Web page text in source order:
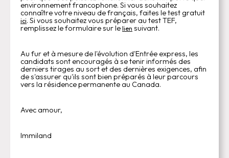
environnement francophone. Si vous souhaitez
connaître votre niveau de français, faites le test gratuit
ici. Si vous souhaitez vous préparer au test TEF,
remplissez le formulaire sur le lien suivant.
Au fur et à mesure de l'évolution d'Entrée express, les
candidats sont encouragés à se tenir informés des
derniers tirages au sort et des dernières exigences, afin
de s'assurer qu'ils sont bien préparés à leur parcours
vers la résidence permanente au Canada.
Avec amour,
Immiland